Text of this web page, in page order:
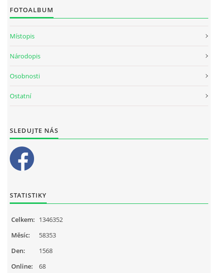
FOTOALBUM
Místopis
Národopis
Osobnosti
Ostatní
SLEDUJTE NÁS
STATISTIKY
Online: 68
Celkem: 1346352
Měsíc:
58353
Den:
1568